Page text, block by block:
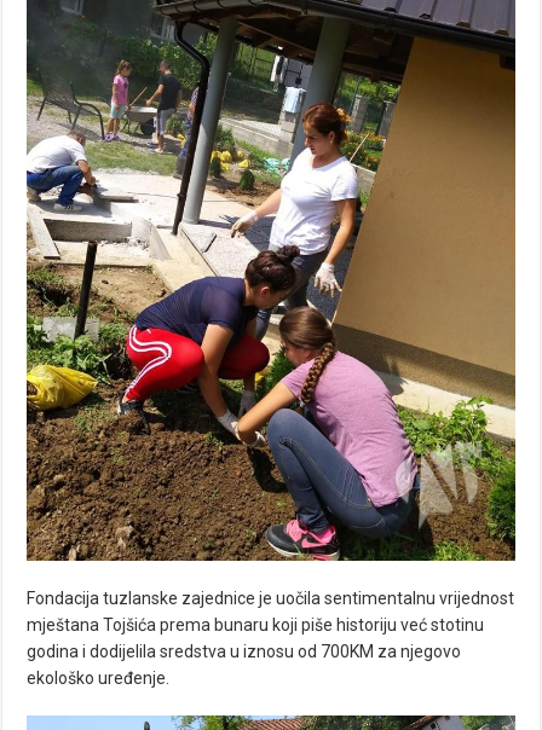
Fondacija tuzlanske zajednice je uočila sentimentalnu vrijednost
mještana Tojšića prema bunaru koji piše historiju već stotinu
godina i dodijelila sredstva u iznosu od 700KM za njegovo
ekološko uređenje.